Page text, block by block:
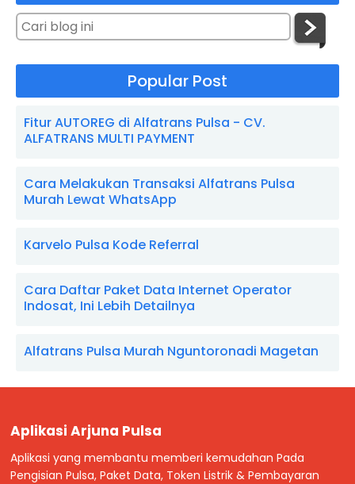
Popular Post
Fitur AUTOREG di Alfatrans Pulsa - CV.
ALFATRANS MULTI PAYMENT
Cara Melakukan Transaksi Alfatrans Pulsa
Murah Lewat WhatsApp
Karvelo Pulsa Kode Referral
Cara Daftar Paket Data Internet Operator
Indosat, Ini Lebih Detailnya
Alfatrans Pulsa Murah Nguntoronadi Magetan
Aplikasi Arjuna Pulsa
Aplikasi yang membantu memberi kemudahan Pada
Pengisian Pulsa, Paket Data, Token Listrik & Pembayaran